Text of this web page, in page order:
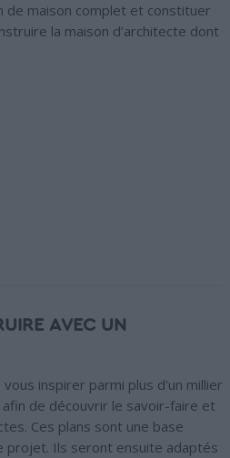
de maison complet et constituer
la maison d’architecte dont
AVEC UN
inspirer parmi plus d'un millier
de découvrir le savoir-faire et
Ces plans sont une base
projet. Ils seront ensuite adaptés